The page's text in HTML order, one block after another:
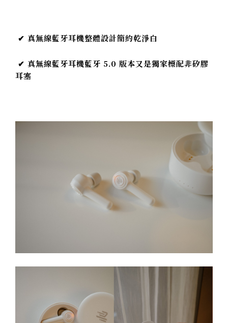
✔ 真無線藍牙耳機整體設計簡約乾淨白
✔ 真無線藍牙耳機藍牙 5.0 版本又是獨家標配非矽膠
耳塞